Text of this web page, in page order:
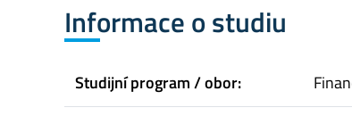
Informace o studiu
Studijní program / obor: